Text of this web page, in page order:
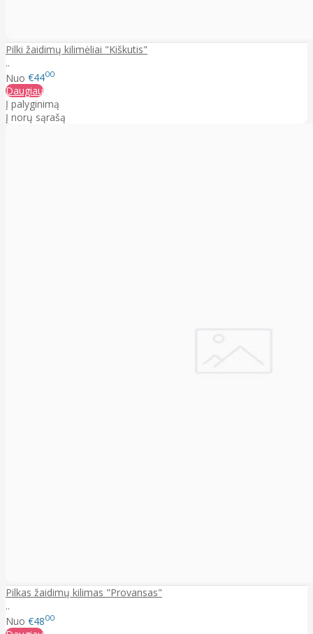
Pilki žaidimų kilimėliai "Kiškutis"
..
Nuo €4400
Daugiau
Į palyginimą
Į norų sąrašą
Pilkas žaidimų kilimas "Provansas"
..
Nuo €4800